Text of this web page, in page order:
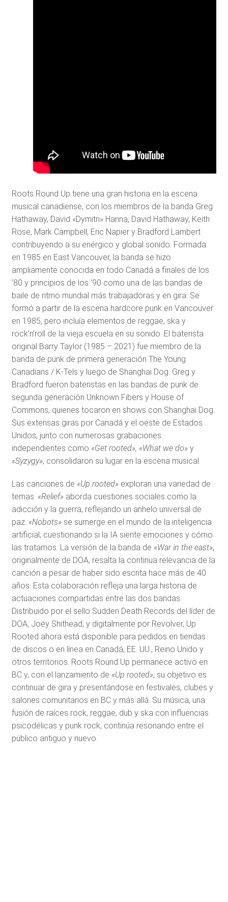
Roots Round Up tiene una gran historia en la escena
musical canadiense, con los miembros de la banda Greg
Hathaway, David «Dymitri» Hanna, David Hathaway, Keith
Rose, Mark Campbell, Eric Napier y Bradford Lambert
contribuyendo a su enérgico y global sonido. Formada
en 1985 en East Vancouver, la banda se hizo
ampliamente conocida en todo Canadá a finales de los
’80 y principios de los ’90 como una de las bandas de
baile de ritmo mundial más trabajadoras y en gira. Se
formó a partir de la escena hardcore punk en Vancouver
en 1985, pero incluía elementos de reggae, ska y
rock’n’roll de la vieja escuela en su sonido. El baterista
original Barry Taylor (1985 – 2021) fue miembro de la
banda de punk de primera generación The Young
Canadians / K-Tels y luego de Shanghai Dog. Greg y
Bradford fueron bateristas en las bandas de punk de
segunda generación Unknown Fibers y House of
Commons, quienes tocaron en shows con Shanghai Dog.
Sus extensas giras por Canadá y el oeste de Estados
Unidos, junto con numerosas grabaciones
independientes como «Get rooted», «What we do»y
«Syzygy», consolidaron su lugar en la escena musical.
Las canciones de «Up rooted»exploran una variedad de
temas. «Relief»aborda cuestiones sociales como la
adicción y la guerra, reflejando un anhelo universal de
paz. «Nobots»se sumerge en el mundo de la inteligencia
artificial, cuestionando si la IA siente emociones y cómo
las tratamos. La versión de la banda de «War in the east»,
originalmente de DOA, resalta la continua relevancia de la
canción a pesar de haber sido escrita hace más de 40
años. Esta colaboración refleja una larga historia de
actuaciones compartidas entre las dos bandas.
Distribuido por el sello Sudden Death Records del líder de
DOA, Joey Shithead, y digitalmente por Revolver, Up
Rooted ahora está disponible para pedidos en tiendas
de discos o en línea en Canadá, EE. UU., Reino Unido y
otros territorios. Roots Round Up permanece activo en
BC y, con el lanzamiento de «Up rooted», su objetivo es
continuar de gira y presentándose en festivales, clubes y
salones comunitarios en BC y más allá. Su música, una
fusión de raíces rock, reggae, dub y ska con influencias
psicodélicas y punk rock, continúa resonando entre el
público antiguo y nuevo.